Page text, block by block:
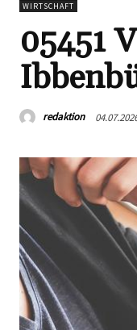
WIRTSCHAFT
05451
redaktion